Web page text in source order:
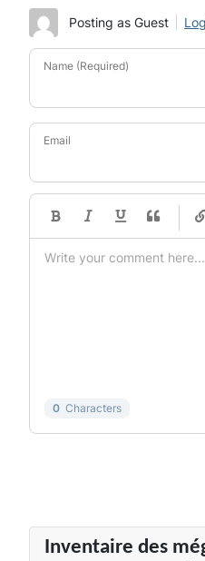
Posting as Guest
Name (Required)
Email
-
-
-
0 Characters
Inventaire des